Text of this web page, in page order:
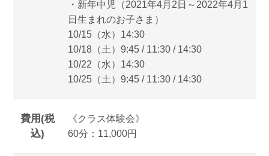
・新年中児（2021年4月2日～2022年4月1
日生まれのお子さま）
10/15（水）14:30
10/18（土）9:45 / 11:30 / 14:30
10/22（水）14:30
10/25（土）9:45 / 11:30 / 14:30
費用(税
込)
《クラス体験会》
60分：11,000円